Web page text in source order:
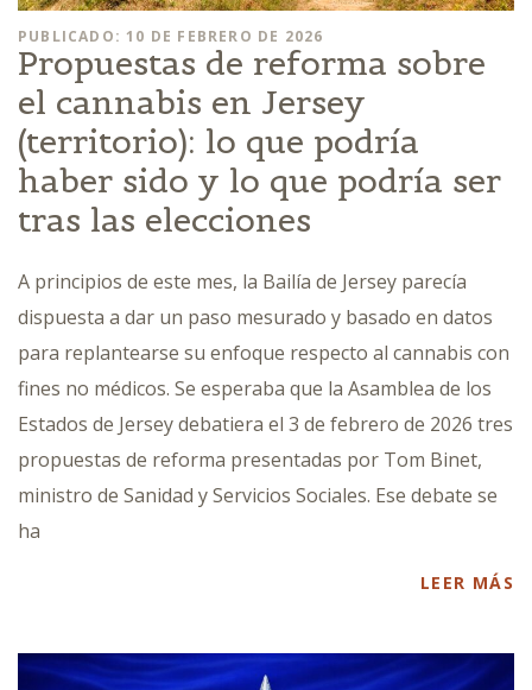
PUBLICADO: 10 DE FEBRERO DE 2026
Propuestas de reforma sobre
el cannabis en Jersey
(territorio): lo que podría
haber sido y lo que podría ser
tras las elecciones
A principios de este mes, la Bailía de Jersey parecía
dispuesta a dar un paso mesurado y basado en datos
para replantearse su enfoque respecto al cannabis con
fines no médicos. Se esperaba que la Asamblea de los
Estados de Jersey debatiera el 3 de febrero de 2026 tres
propuestas de reforma presentadas por Tom Binet,
ministro de Sanidad y Servicios Sociales. Ese debate se
ha
LEER MÁS